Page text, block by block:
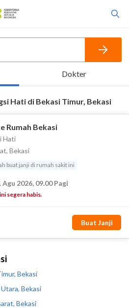
Bekasi
Bekasi
Bekasi